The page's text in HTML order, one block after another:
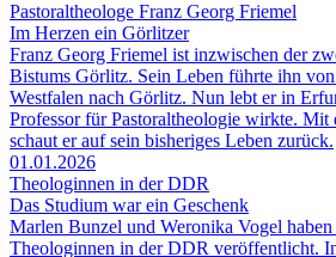
Pastoraltheologe Franz Georg Friemel
Im Herzen ein Görlitzer
Franz Georg Friemel ist inzwischen der
Bistums Görlitz. Sein Leben führte ihn
Westfalen nach Görlitz. Nun lebt er in
Professor für Pastoraltheologie wirkte.
schaut er auf sein bisheriges Leben zurück.
01.01.2026
Theologinnen in der DDR
Das Studium war ein Geschenk
Marlen Bunzel und Weronika Vogel
Theologinnen in der DDR veröffentlicht.